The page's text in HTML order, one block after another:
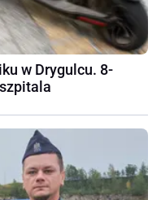
w Drygulcu. 8-